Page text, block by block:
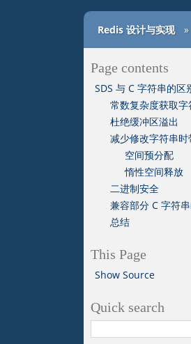
Redis 设计与实现 »
Page contents
SDS 与 C 字符串的区
常数复杂度获取字
杜绝缓冲区溢出
减少修改字符串时
空间预分配
惰性空间释放
二进制安全
兼容部分 C 字符
总结
This Page
Show Source
Quick search